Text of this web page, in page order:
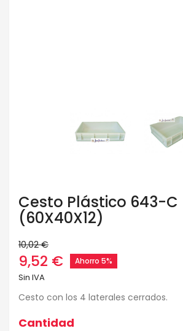
Cesto Plástico 643-C
(60X40X12)
10,02 €
9,52 € Ahorro 5%
Sin IVA
Cesto con los 4 laterales cerrados.
Cantidad